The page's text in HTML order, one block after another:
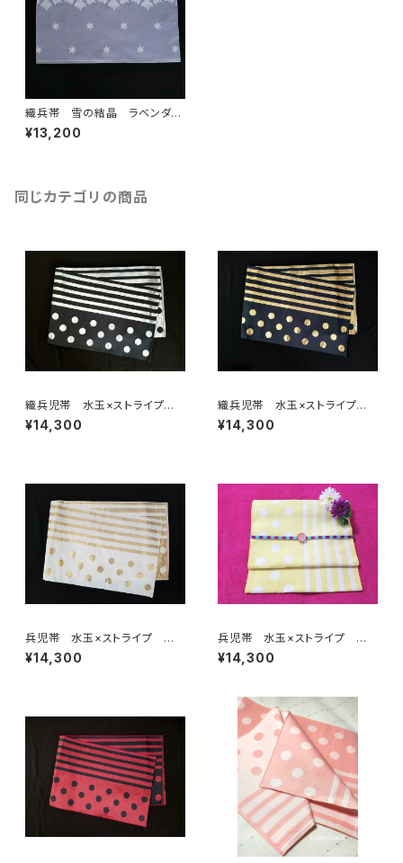
織兵帯 雪の結晶 ラベンダー
(リバーシブル)
¥13,200
同じカテゴリの商品
織兵児帯 水玉×ストライプ
黒×シルバー(リバーシブル)
¥14,300
織兵児帯 水玉×ストライプ
黒×ゴールド(リバーシブル)
¥14,300
兵児帯 水玉×ストライプ ホ
ワイト×ゴールド(リバーシブル)
¥14,300
兵児帯 水玉×ストライプ ホ
ワイト×イエロー(リバーシブル)
¥14,300